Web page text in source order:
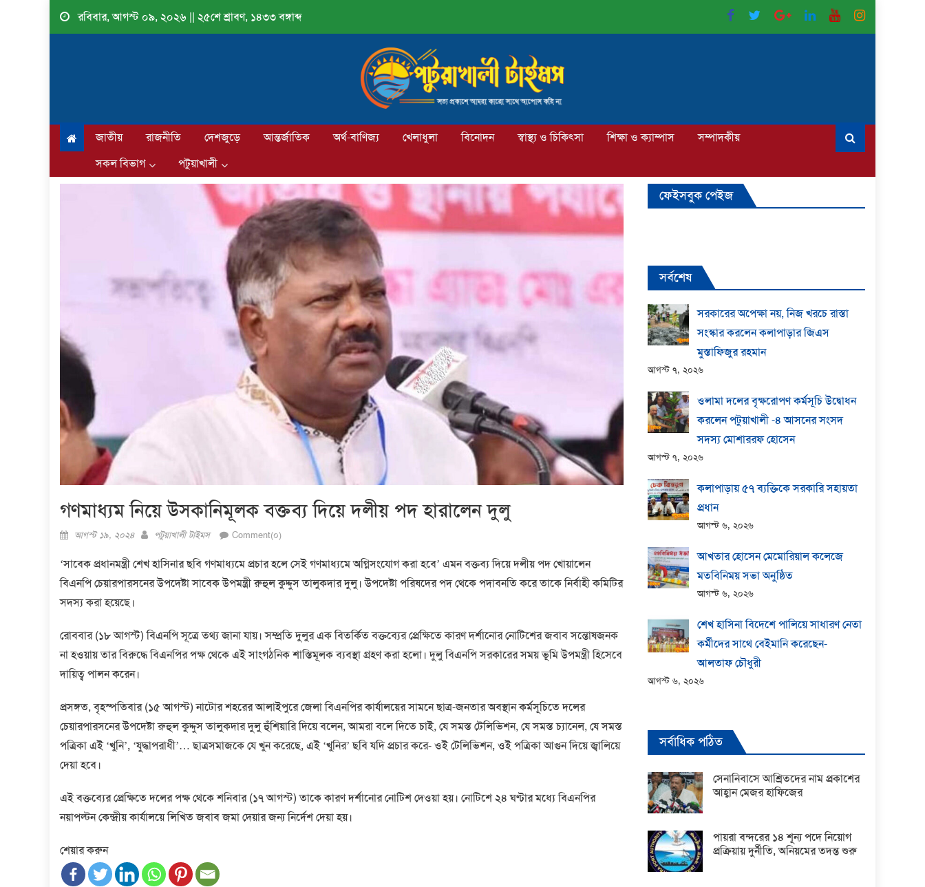
Skip
রবিবার, আগস্ট ০৯, ২০২৬ || ২৫শে শ্রাবণ, ১৪৩৩ বঙ্গাব্দ
জাতীয় রাজনীতি দেশজুড়ে আন্তর্জাতিক অর্থ-বাণিজ্য খেলাধুলা বিনোদন স্বাস্থ্য ও চিকিৎসা শিক্ষা ও ক্যাম্পাস
সম্পাদকীয়
সকল বিভাগ
পটুয়াখালী
গণমাধ্যম নিয়ে উসকানিমূলক বক্তব্য দিয়ে দলীয় পদ হারালেন দুলু
Posted
আগস্ট ১৯, ২০২৪ Author
পটুয়াখালী টাইমস Comment(০)
‘সাবেক প্রধানমন্ত্রী শেখ হাসিনার ছবি গণমাধ্যমে প্রচার হলে সেই গণমাধ্যমে অগ্নিসংযোগ করা হবে’ এমন বক্তব্য দিয়ে দলীয় পদ খোয়ালেন
বিএনপি চেয়ারপারসনের উপদেষ্টা সাবেক উপমন্ত্রী রুহুল কুদ্দুস তালুকদার দুলু। উপদেষ্টা পরিষদের পদ থেকে পদাবনতি করে তাকে নির্বাহী কমিটির
সদস্য করা হয়েছে।
রোববার (১৮ আগস্ট) বিএনপি সূত্রে তথ্য জানা যায়। সম্প্রতি দুলুর এক বিতর্কিত বক্তব্যের প্রেক্ষিতে কারণ দর্শানোর নোটিশের জবাব সন্তোষজনক
না হওয়ায় তার বিরুদ্ধে বিএনপির পক্ষ থেকে এই সাংগঠনিক শাস্তিমূলক ব্যবস্থা গ্রহণ করা হলো। দুলু বিএনপি সরকারের সময় ভূমি উপমন্ত্রী হিসেবে
দায়িত্ব পালন করেন।
প্রসঙ্গত, বৃহস্পতিবার (১৫ আগস্ট) নাটোর শহরের আলাইপুরে জেলা বিএনপির কার্যালয়ের সামনে ছাত্র-জনতার অবস্থান কর্মসূচিতে দলের
চেয়ারপারসনের উপদেষ্টা রুহুল কুদ্দুস তালুকদার দুলু হুঁশিয়ারি দিয়ে বলেন, আমরা বলে দিতে চাই, যে সমস্ত টেলিভিশন, যে সমস্ত চ্যানেল, যে সমস্ত
পত্রিকা এই ‘খুনি’, ‘যুদ্ধাপরাধী’… ছাত্রসমাজকে যে খুন করেছে, এই ‘খুনির’ ছবি যদি প্রচার করে- ওই টেলিভিশন, ওই পত্রিকা আগুন দিয়ে জ্বালিয়ে
দেয়া হবে।
এই বক্তব্যের প্রেক্ষিতে দলের পক্ষ থেকে শনিবার (১৭ আগস্ট) তাকে কারণ দর্শানোর নোটিশ দেওয়া হয়। নোটিশে ২৪ ঘণ্টার মধ্যে বিএনপির
নয়াপল্টন কেন্দ্রীয় কার্যালয়ে লিখিত জবাব জমা দেয়ার জন্য নির্দেশ দেয়া হয়।
শেয়ার করুন
ফেইসবুক পেইজ
সর্বশেষ
সরকারের অপেক্ষা নয়, নিজ খরচে রাস্তা
সংস্কার করলেন কলাপাড়ার জিএস
মুস্তাফিজুর রহমান
আগস্ট ৭, ২০২৬
ওলামা দলের বৃক্ষরোপণ কর্মসূচি উদ্বোধন
করলেন পটুয়াখালী -৪ আসনের সংসদ
সদস্য মোশাররফ হোসেন
আগস্ট ৭, ২০২৬
কলাপাড়ায় ​৫৭ ব্যক্তিকে সরকারি সহায়তা
প্রধান
আগস্ট ৬, ২০২৬
আখতার হোসেন মেমোরিয়াল কলেজে
মতবিনিময় সভা অনুষ্ঠিত
আগস্ট ৬, ২০২৬
শেখ হাসিনা বিদেশে পালিয়ে সাধারণ নেতা
কর্মীদের সাথে বেইমানি করেছেন-
আলতাফ চৌধুরী
আগস্ট ৬, ২০২৬
সর্বাধিক পঠিত
সেনানিবাসে আশ্রিতদের নাম প্রকাশের
আহ্বান মেজর হাফিজের
পায়রা বন্দরের ১৪ শূন্য পদে নিয়োগ
প্রক্রিয়ায় দুর্নীতি, অনিয়মের তদন্ত শুরু